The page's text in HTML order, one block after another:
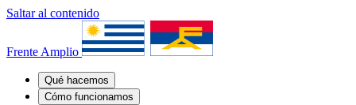
Saltar al contenido
Frente Amplio
Qué hacemos
Cómo funcionamos